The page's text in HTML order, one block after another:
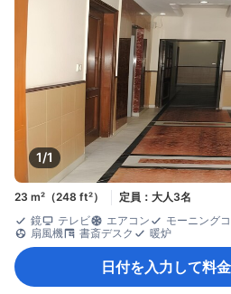
1/1
23 m²（248 ft²）
定員：大人3名
鏡
テレビ エアコン モーニング
扇風機
書斎デスク 暖炉
日付を入力して料